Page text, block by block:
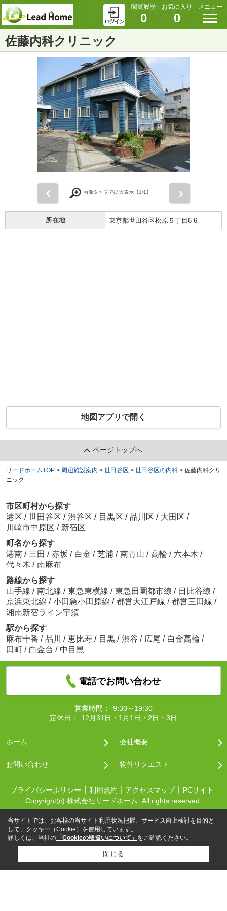
閲覧履歴
0
お気に入り
0
メニュー
佐藤内科クリニック
画像タップで拡大表示【1/1】
所在地 東京都世田谷区松原５丁目6-6
地図アプリで開く
ページトップへ
リードホームTOP > 周辺施設案内 > 世田谷区 > 世田谷区の内科 > 佐藤内科クリ
ニック
市区町村から探す
港区 / 世田谷区 / 渋谷区 / 目黒区 / 品川区 / 大田区 /
川崎市中原区 / 新宿区
町名から探す
港南 / 三田 / 赤坂 / 白金 / 芝浦 / 南青山 / 高輪 / 六本木 /
代々木 / 南麻布
路線から探す
山手線 / 南北線 / 東急東横線 / 東急田園都市線 / 日比谷線 /
京浜東北線 / 小田急小田原線 / 都営大江戸線 / 都営三田線 /
湘南新宿ライン宇須
駅から探す
麻布十番 / 品川 / 恵比寿 / 目黒 / 渋谷 / 広尾 / 白金高輪 /
田町 / 白金台 / 中目黒
電話でお問い合わせ
営業時間：
9:30～19:30
定休日：
12月31日・1月1日・2日・3日
ホーム 会社概要
お問い合わせ 物件リクエスト
プライバシーポリシー 利用規約 アクセスマップ
PCサイト
Copyright(c) 株式会社リードホーム All rights reserved.
当サイトでは、お客様の当サイト利用状況把握、サービス向上検討を目的と
して、クッキー（Cookie）を使用しています。
詳しくは、当社の 「Cookieの取扱いについて」 をご確認ください。
閉じる